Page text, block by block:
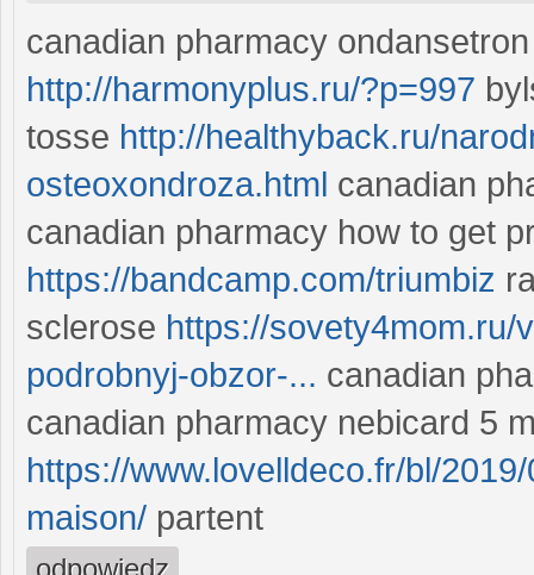
canadian pharmacy
http://harmonyplus.ru/?p=997
tosse http://healthyback.ru/
osteoxondroza.html canadian
canadian pharmacy how to get
https://bandcamp.com/triumbiz
sclerose https://sovety4mom.ru/
podrobnyj-obzor-... canadian
canadian pharmacy nebicard 5
https://www.lovelldeco.fr/bl/
maison/ partent
odpowiedz